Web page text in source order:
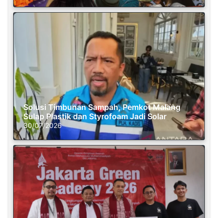
Solusi Timbunan Sampah, Pemkot Malang
Sulap Plastik dan Styrofoam Jadi Solar
30/07/2026